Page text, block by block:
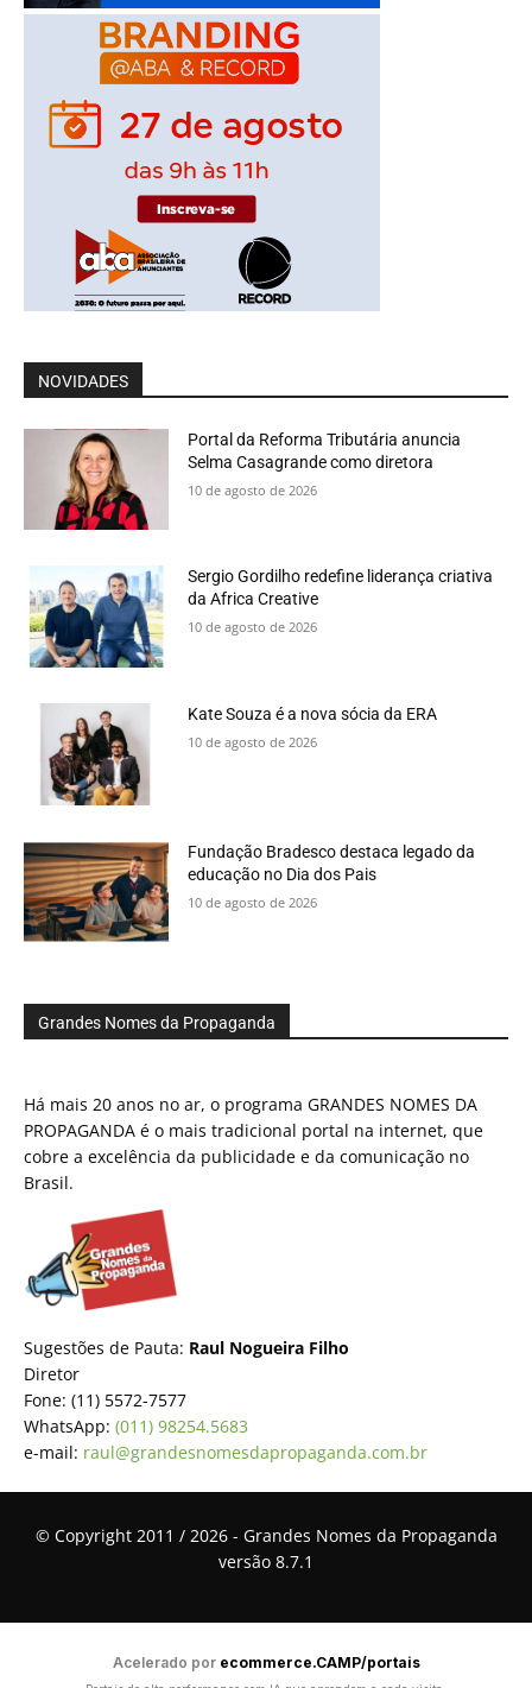
NOVIDADES
Portal da Reforma Tributária anuncia
Selma Casagrande como diretora
10 de agosto de 2026
Sergio Gordilho redefine liderança criativa
da Africa Creative
10 de agosto de 2026
Kate Souza é a nova sócia da ERA
10 de agosto de 2026
Fundação Bradesco destaca legado da
educação no Dia dos Pais
10 de agosto de 2026
Grandes Nomes da Propaganda
Há mais 20 anos no ar, o programa GRANDES NOMES DA
PROPAGANDA é o mais tradicional portal na internet, que
cobre a excelência da publicidade e da comunicação no
Brasil.
Sugestões de Pauta: Raul Nogueira Filho
Diretor
Fone: (11) 5572-7577
WhatsApp: (011) 98254.5683
e-mail: raul@grandesnomesdapropaganda.com.br
© Copyright 2011 / 2026 - Grandes Nomes da Propaganda
versão 8.7.1
Acelerado por ecommerce.CAMP/portais